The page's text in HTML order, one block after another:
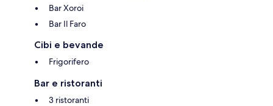
Bar Xoroi
Bar Il Faro
Cibi e bevande
Frigorifero
Bar e ristoranti
3 ristoranti